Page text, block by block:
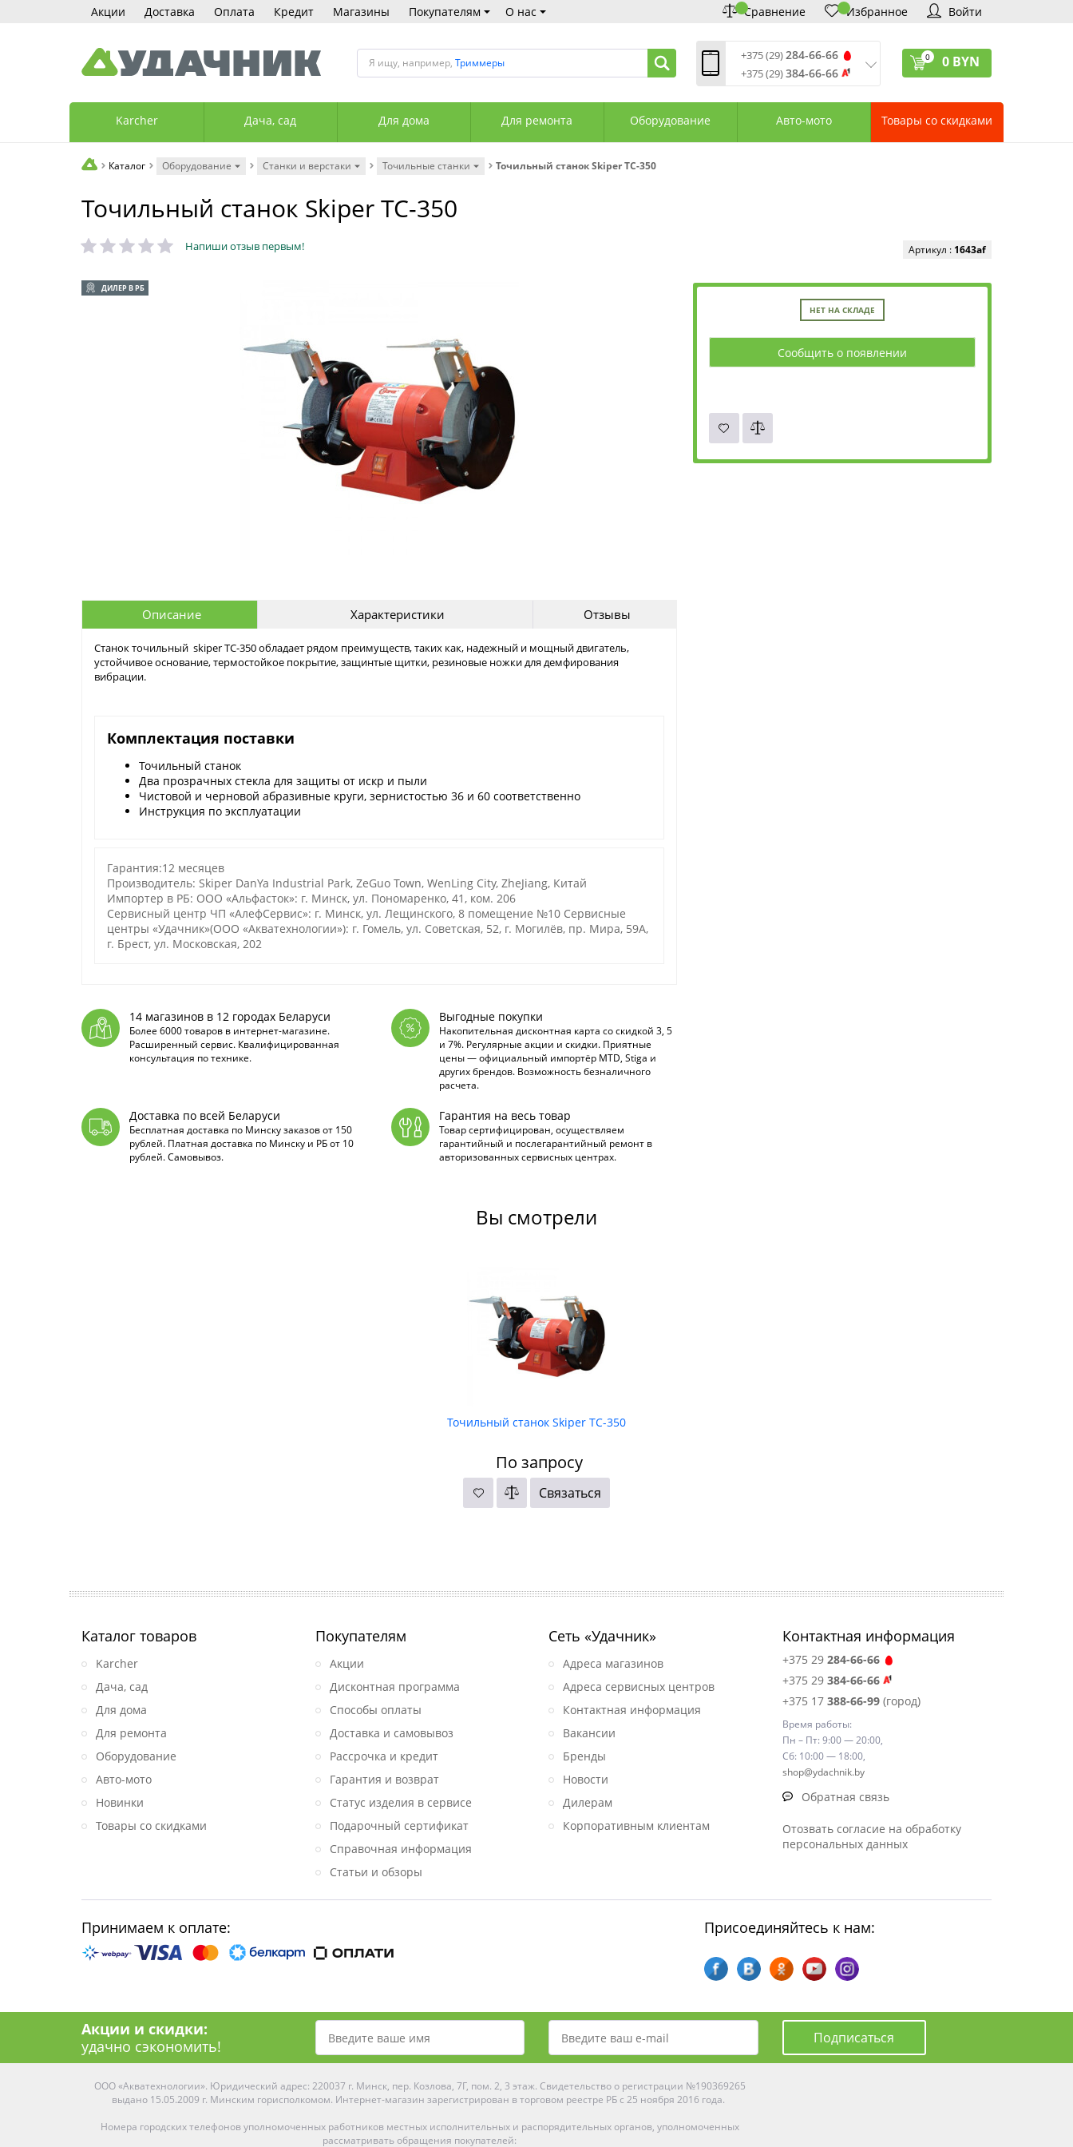
Акции Доставка Оплата Кредит Магазины Покупателям О нас Сравнение Избранное Войти
Я ищу, например, Триммеры +375 (29)284-66-66
+375 (29)384-66-66
Сб: 10:00—18:00
0 0 BYN
Karcher Дача, сад Для дома Для ремонта Оборудование Авто-мото Товары со скидками
Каталог Оборудование Станки и верстаки Точильные станки Точильный станок Skiper ТС-350
Точильный станок Skiper ТС-350
Напиши отзыв первым!
ДИЛЕР В РБ
Артикул : 1643af
НЕТ НА СКЛАДЕ
Сообщить о появлении
Описание Характеристики Отзывы
Станок точильный skiper ТС-350 обладает рядом преимуществ, таких как, надежный и мощный двигатель,
устойчивое основание, термостойкое покрытие, защинтые щитки, резиновые ножки для демфирования
вибрации.
Комплектация поставки
Точильный станок
Два прозрачных стекла для защиты от искр и пыли
Чистовой и черновой абразивные круги, зернистостью 36 и 60 соответственно
Инструкция по эксплуатации
Гарантия:12 месяцев
Производитель: Skiper DanYa Industrial Park, ZeGuo Town, WenLing City, ZheJiang, Китай
Импортер в РБ: ООО «Альфасток»: г. Минск, ул. Пономаренко, 41, ком. 206
Сервисный центр ЧП «АлефСервис»: г. Минск, ул. Лещинского, 8 помещение №10 Сервисные
центры «Удачник»(ООО «Акватехнологии»): г. Гомель, ул. Советская, 52, г. Могилёв, пр. Мира, 59А,
г. Брест, ул. Московская, 202
14 магазинов в 12 городах Беларуси
Более 6000 товаров в интернет-магазине.
Расширенный сервис. Квалифицированная
консультация по технике.
Выгодные покупки
Накопительная дисконтная карта со скидкой 3, 5
и 7%. Регулярные акции и скидки. Приятные
цены — официальный импортёр MTD, Stiga и
других брендов. Возможность безналичного
расчета.
Доставка по всей Беларуси
Бесплатная доставка по Минску заказов от 150
рублей. Платная доставка по Минску и РБ от 10
рублей. Самовывоз.
Гарантия на весь товар
Товар сертифицирован, осуществляем
гарантийный и послегарантийный ремонт в
авторизованных сервисных центрах.
Вы смотрели
Точильный станок Skiper ТС-350
По запросу
Связаться
Каталог товаров
Karcher
Дача, сад
Для дома
Для ремонта
Оборудование
Авто-мото
Новинки
Товары со скидками
Покупателям
Акции
Дисконтная программа
Способы оплаты
Доставка и самовывоз
Рассрочка и кредит
Гарантия и возврат
Статус изделия в сервисе
Подарочный сертификат
Справочная информация
Статьи и обзоры
Сеть «Удачник»
Адреса магазинов
Адреса сервисных центров
Контактная информация
Вакансии
Бренды
Новости
Дилерам
Корпоративным клиентам
Контактная информация
+375 29 284-66-66
+375 29 384-66-66
+375 17 388-66-99(город)
Время работы:
Пн – Пт: 9:00 — 20:00,
Сб: 10:00 — 18:00,
shop@ydachnik.by
Обратная связь
Отозвать согласие на обработку
персональных данных
Принимаем к оплате: Присоединяйтесь к нам:
Акции и скидки:
удачно сэкономить!
Подписаться
ООО «Акватехнологии». Юридический адрес: 220037 г. Минск, пер. Козлова, 7Г, пом. 2, 3 этаж. Свидетельство о регистрации №190369265
выдано 15.05.2009 г. Минским горисполкомом. Интернет-магазин зарегистрирован в торговом реестре РБ с 25 ноября 2016 года.
Номера городских телефонов уполномоченных работников местных исполнительных и распорядительных органов, уполномоченных
рассматривать обращения покупателей: